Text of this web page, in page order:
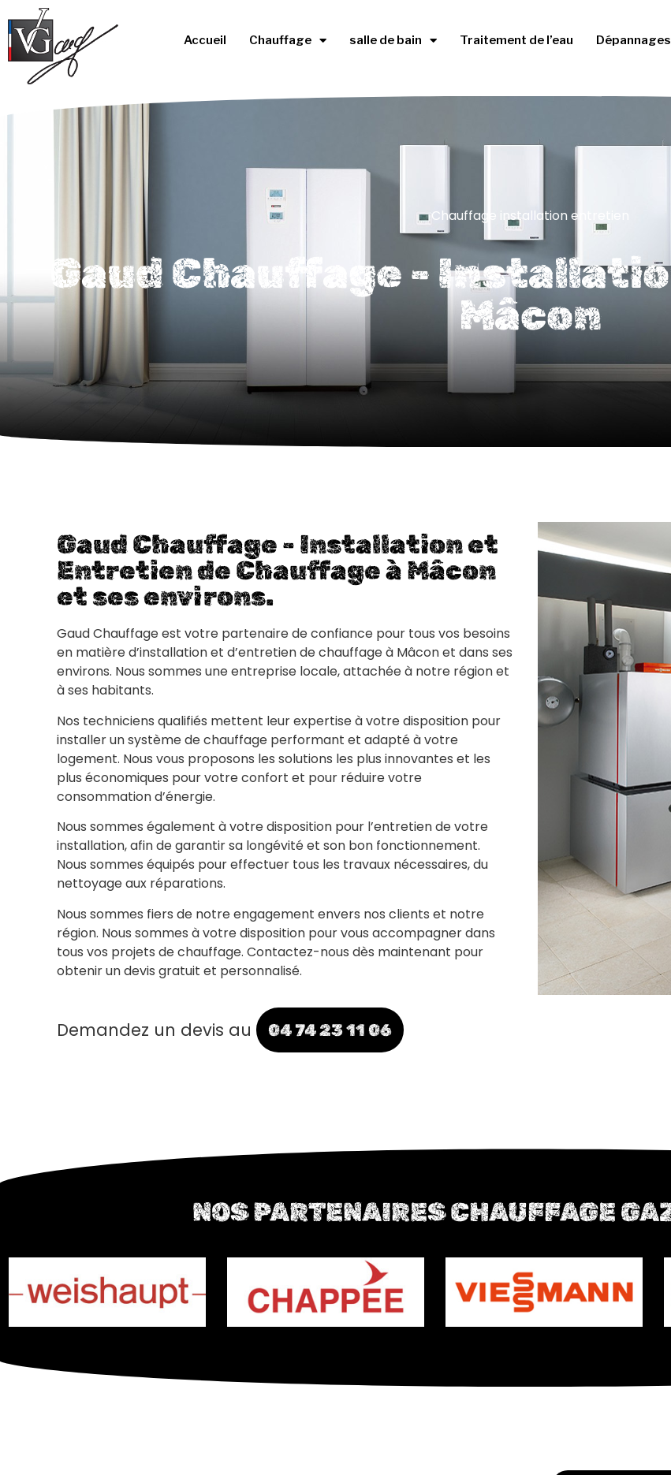
Accueil Chauffage salle de bain Traitement de l’eau
Chauffage installation entretien
Gaud Chauffage -
Mâcon
Gaud Chauffage - Installation et
Entretien de Chauffage à Mâcon
et ses environs.
Gaud Chauffage est votre partenaire de confiance pour tous vos besoins
en matière d’installation et d’entretien de chauffage à Mâcon et dans ses
environs. Nous sommes une entreprise locale, attachée à notre région et
à ses habitants.
Nos techniciens qualifiés mettent leur expertise à votre disposition pour
installer un système de chauffage performant et adapté à votre
logement. Nous vous proposons les solutions les plus innovantes et les
plus économiques pour votre confort et pour réduire votre
consommation d’énergie.
Nous sommes également à votre disposition pour l’entretien de votre
installation, afin de garantir sa longévité et son bon fonctionnement.
Nous sommes équipés pour effectuer tous les travaux nécessaires, du
nettoyage aux réparations.
Nous sommes fiers de notre engagement envers nos clients et notre
région. Nous sommes à votre disposition pour vous accompagner dans
tous vos projets de chauffage. Contactez-nous dès maintenant pour
obtenir un devis gratuit et personnalisé.
Demandez un devis au 04 74 23 11 06
NOS PARTENAIRES CHAUFFAGE